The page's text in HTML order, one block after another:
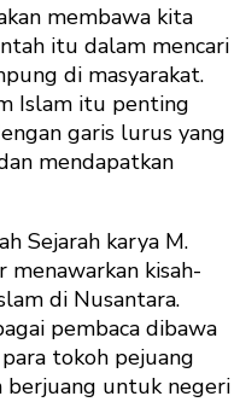
membawa kita
itu dalam mencari
di masyarakat.
Islam itu penting
garis lurus yang
mendapatkan
Sejarah karya M.
menawarkan kisah-
di Nusantara.
pembaca dibawa
tokoh pejuang
untuk negeri